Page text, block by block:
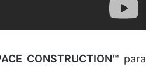
CONSTRUCTION™ para